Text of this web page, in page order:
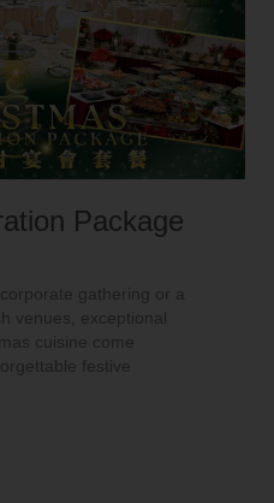
Package
gathering or a
venues, exceptional
cuisine come
festive